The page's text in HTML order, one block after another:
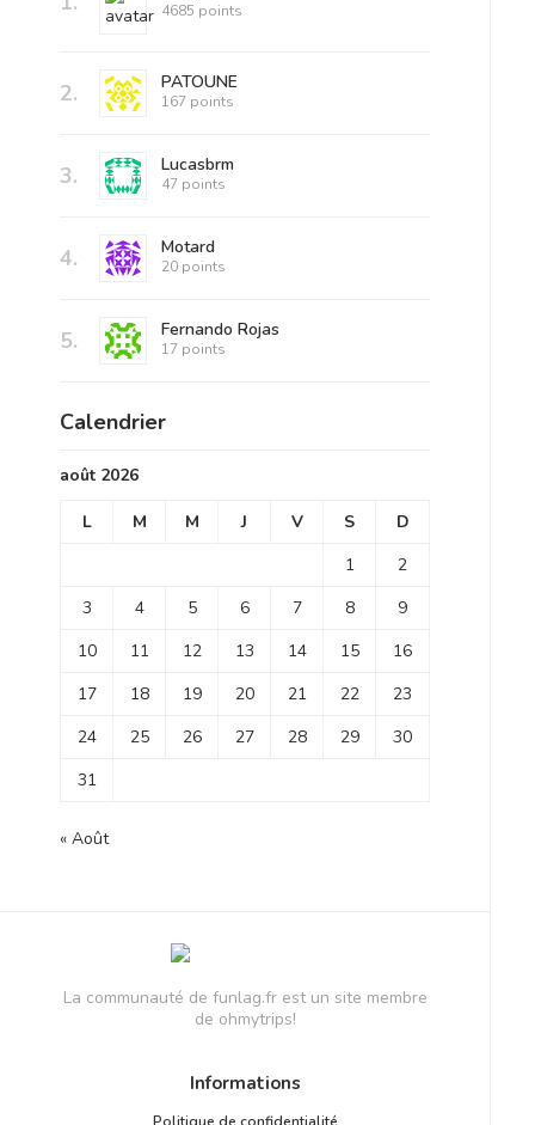
4685 points
2. PATOUNE
167 points
3. Lucasbrm
47 points
4. Motard
20 points
5. Fernando Rojas
17 points
Calendrier
août 2026
L M M J V S
D
1
2
3
4 5 6 7 8
9
10
11 12 13 14 15
16
17
18 19 20 21 22
23
24
25 26 27 28 29
30
31
« Août
La communauté de funlag.fr est un site membre
de ohmytrips!
Informations
Politique de confidentialité